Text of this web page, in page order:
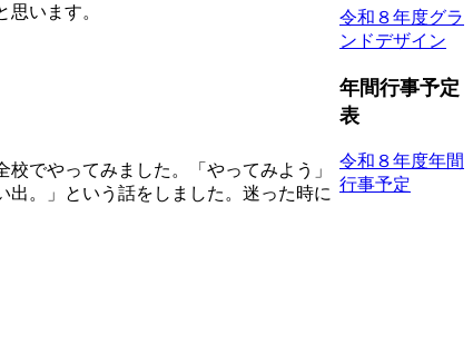
います。
でやってみました。「やってみよう」
。」という話をしました。迷った時に
令和８年度グラ
ンドデザイン
年間行事予定
表
令和８年度年間
行事予定